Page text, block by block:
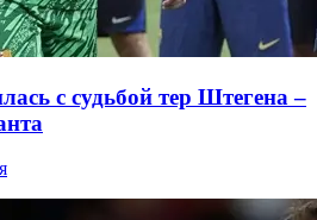
с судьбой тер Штегена –